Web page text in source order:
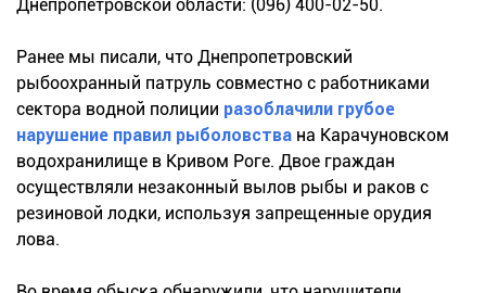
Днепропетровской области: (096) 400-02-50.
Ранее мы писали, что Днепропетровский
рыбоохранный патруль совместно с работниками
сектора водной полиции разоблачили грубое
нарушение правил рыболовства на Карачуновском
водохранилище в Кривом Роге. Двое граждан
осуществляли незаконный вылов рыбы и раков с
резиновой лодки, используя запрещенные орудия
лова.